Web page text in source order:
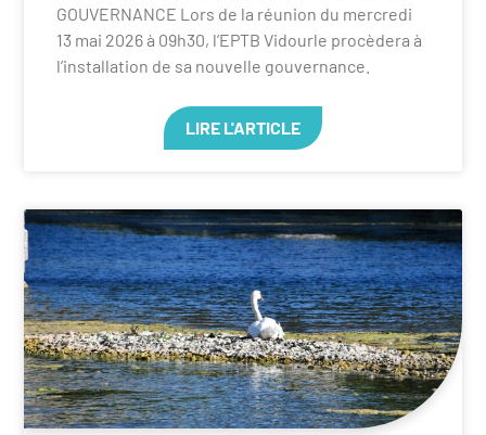
GOUVERNANCE Lors de la réunion du mercredi
13 mai 2026 à 09h30, l’EPTB Vidourle procèdera à
l’installation de sa nouvelle gouvernance.
LIRE L'ARTICLE